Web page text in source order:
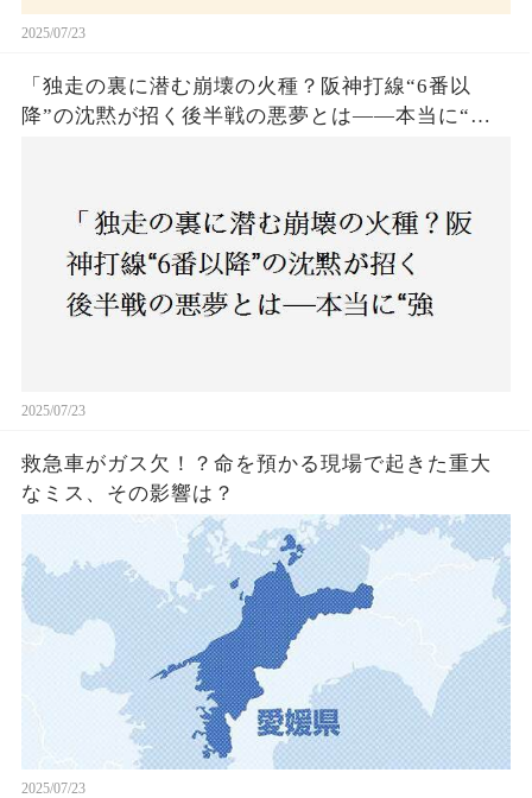
2025/07/23
「独走の裏に潜む崩壊の火種？阪神打線“6番以
降”の沈黙が招く後半戦の悪夢とは——本当に“強
2025/07/23
救急車がガス欠！？命を預かる現場で起きた重大
なミス、その影響は？
2025/07/23